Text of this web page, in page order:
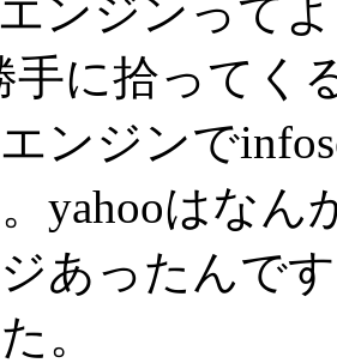
ンジンって
手に拾ってく
ンジンで
yahooはなん
あったんで
。